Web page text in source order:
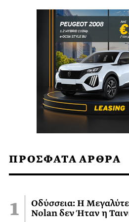
ΠΡΟΣΦΑΤΑ ΑΡΘΡΑ
Οδύσσεια: Η
Nolan δεν Ήταν η